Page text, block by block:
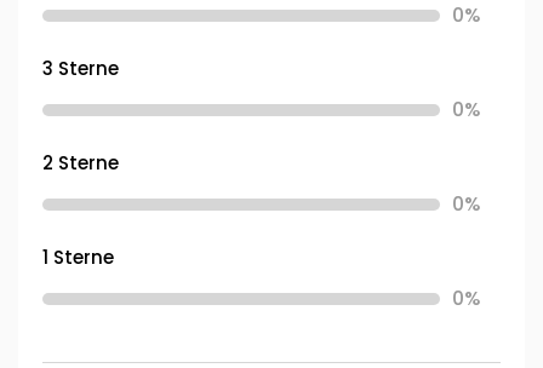
0%
3 Sterne
0%
2 Sterne
0%
1 Sterne
0%